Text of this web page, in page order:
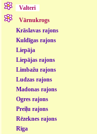
Valteri
Vārnukrogs
Krāslavas rajons
Kuldīgas rajons
Liepāja
Liepājas rajons
Limbažu rajons
Ludzas rajons
Madonas rajons
Ogres rajons
Preiļu rajons
Rēzeknes rajons
Rīga